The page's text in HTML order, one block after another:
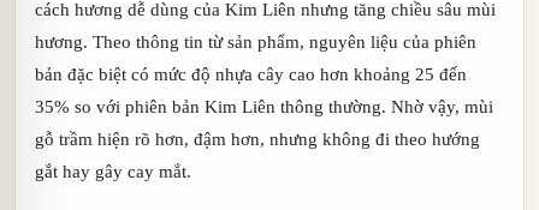
cách hương dễ dùng của Kim Liên nhưng tăng chiều sâu mùi
hương. Theo thông tin từ sản phẩm, nguyên liệu của phiên
bản đặc biệt có mức độ nhựa cây cao hơn khoảng 25 đến
35% so với phiên bản Kim Liên thông thường. Nhờ vậy, mùi
gỗ trầm hiện rõ hơn, đậm hơn, nhưng không đi theo hướng
gắt hay gây cay mắt.